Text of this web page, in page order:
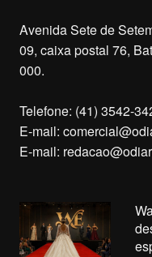
Avenida Sete de
09, caixa postal 76,
000.
Telefone: (41) 3542-
E-mail:
E-mail: